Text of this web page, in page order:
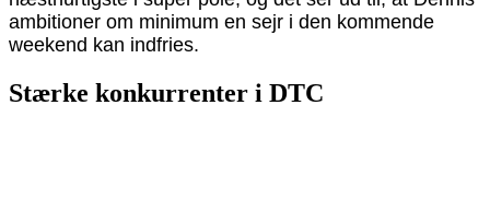
ambitioner om minimum en sejr i den kommende
weekend kan indfries.
Stærke konkurrenter i DTC